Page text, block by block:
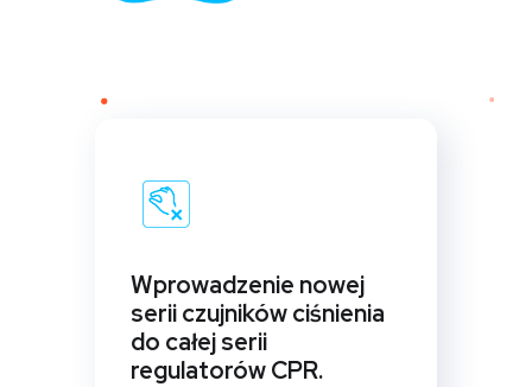
Wprowadzenie nowej
serii czujników ciśnienia
do całej serii
regulatorów CPR.